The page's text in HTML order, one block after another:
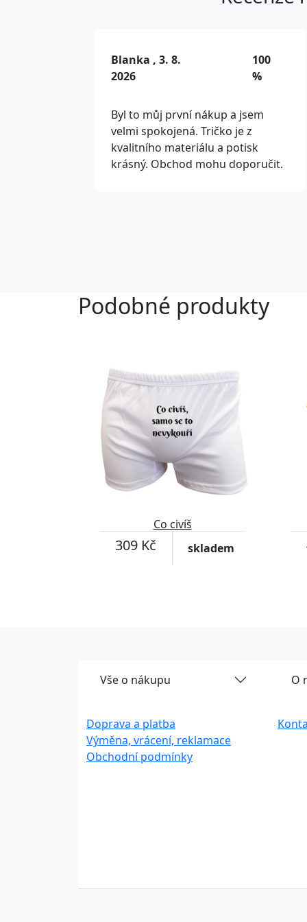
Blanka , 3. 8.
2026
100
%
Byl to můj první nákup a jsem
velmi spokojená. Tričko je z
kvalitního materiálu a potisk
krásný. Obchod mohu doporučit.
Podobné produkty
Co civíš
309 Kč skladem
Vše o nákupu
Doprava a platba
Výměna, vrácení, reklamace
Obchodní podmínky
O